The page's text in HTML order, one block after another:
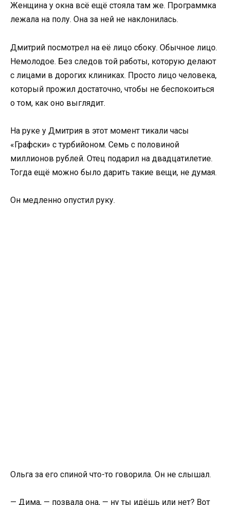
Женщина у окна всё ещё стояла там же. Программка
лежала на полу. Она за ней не наклонилась.
Дмитрий посмотрел на её лицо сбоку. Обычное лицо.
Немолодое. Без следов той работы, которую делают
с лицами в дорогих клиниках. Просто лицо человека,
который прожил достаточно, чтобы не беспокоиться
о том, как оно выглядит.
На руке у Дмитрия в этот момент тикали часы
«Графски» с турбийоном. Семь с половиной
миллионов рублей. Отец подарил на двадцатилетие.
Тогда ещё можно было дарить такие вещи, не думая.
Он медленно опустил руку.
Ольга за его спиной что-то говорила. Он не слышал.
— Дима, — позвала она, — ну ты идёшь или нет? Вот